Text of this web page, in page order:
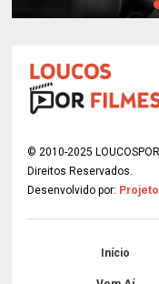
© 2010-2025
Direitos Reservados.
Desenvolvido por:
Início